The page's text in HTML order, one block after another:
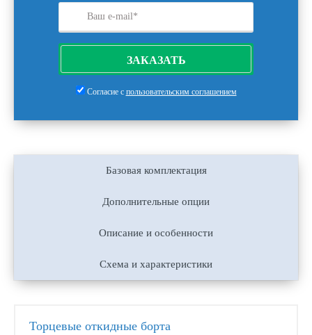
ЗАКАЗАТЬ
Согласие с пользовательским соглашением
Базовая комплектация
Дополнительные опции
Описание и особенности
Схема и характеристики
Торцевые откидные борта